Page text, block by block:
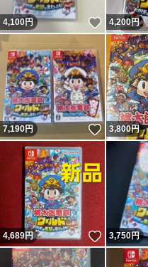
4,100円 いいね！
4,200円
7,190円 いいね！
3,800円
4,689円 いいね！
3,750円